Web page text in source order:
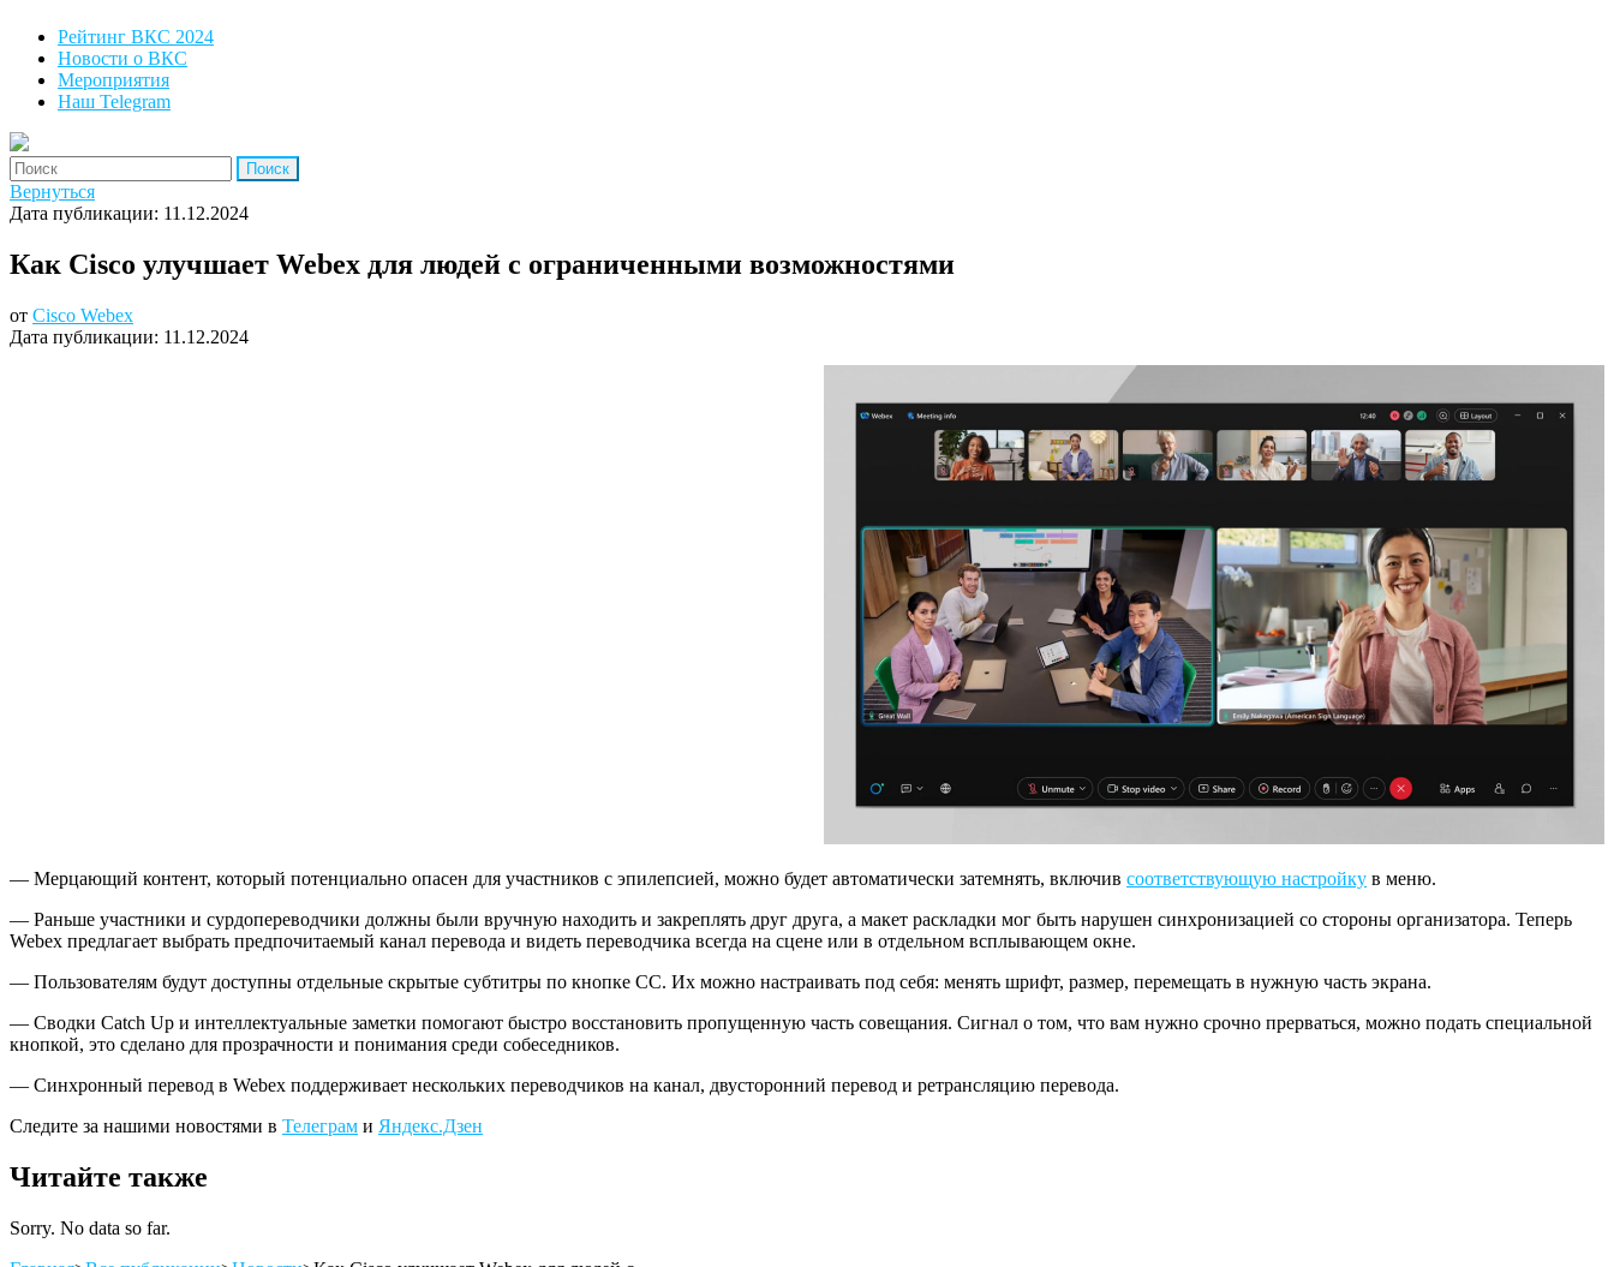
Рейтинг ВКС 2024
Новости о ВКС
Мероприятия
Наш Telegram
'Найти:
Вернуться
Дата публикации: 11.12.2024
Как Cisco улучшает Webex для людей с ограниченными возможностями
от Cisco Webex
Дата публикации: 11.12.2024
— Мерцающий контент, который потенциально опасен для участников с эпилепсией, можно будет автоматически затемнять, включив соответствующую настройку в меню.
— Раньше участники и сурдопереводчики должны были вручную находить и закреплять друг друга, а макет раскладки мог быть нарушен синхронизацией со стороны организатора. Теперь
Webex предлагает выбрать предпочитаемый канал перевода и видеть переводчика всегда на сцене или в отдельном всплывающем окне.
— Пользователям будут доступны отдельные скрытые субтитры по кнопке CC. Их можно настраивать под себя: менять шрифт, размер, перемещать в нужную часть экрана.
— Сводки Catch Up и интеллектуальные заметки помогают быстро восстановить пропущенную часть совещания. Сигнал о том, что вам нужно срочно прерваться, можно подать специальной
кнопкой, это сделано для прозрачности и понимания среди собеседников.
— Синхронный перевод в Webex поддерживает нескольких переводчиков на канал, двусторонний перевод и ретрансляцию перевода.
Следите за нашими новостями в Телеграм и Яндекс.Дзен
Читайте также
Sorry. No data so far.